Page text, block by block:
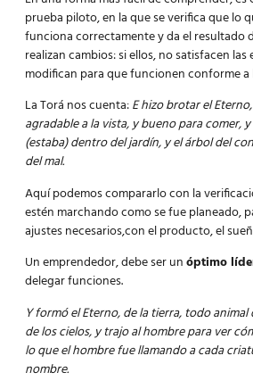
prueba piloto, en la que se verifica que lo
funciona correctamente y da el resultado
realizan cambios: si ellos, no satisfacen
modifican para que funcionen conforme a
La Torá nos cuenta:E hizo brotar el
agradable a la vista, y bueno para comer,
(estaba) dentro del jardín, y el árbol del
del mal.
Aquí podemos compararlo con la
estén marchando como se fue planeado,
ajustes necesarios,con el producto, el
Un emprendedor, debe ser unóptimo
delegar funciones.
Y formó el Eterno, de la tierra, todo
de los cielos, y trajo al hombre para ver
lo que el hombre fue llamando a cada
nombre.